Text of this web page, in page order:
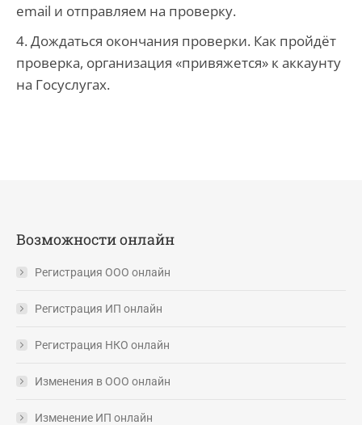
email и отправляем на проверку.
4. Дождаться окончания проверки. Как пройдёт
проверка, организация «привяжется» к аккаунту
на Госуслугах.
Возможности онлайн
Регистрация ООО онлайн
Регистрация ИП онлайн
Регистрация НКО онлайн
Изменения в ООО онлайн
Изменение ИП онлайн